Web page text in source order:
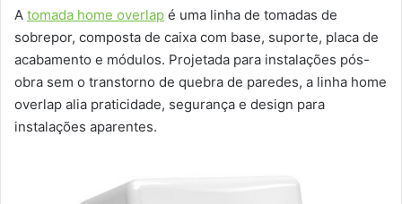
A tomada home overlap é uma linha de tomadas de
sobrepor, composta de caixa com base, suporte, placa de
acabamento e módulos. Projetada para instalações pós-
obra sem o transtorno de quebra de paredes, a linha home
overlap alia praticidade, segurança e design para
instalações aparentes.